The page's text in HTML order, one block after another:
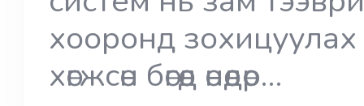
хооронд
хөгжсөн бөгөөд өнөөдөр…